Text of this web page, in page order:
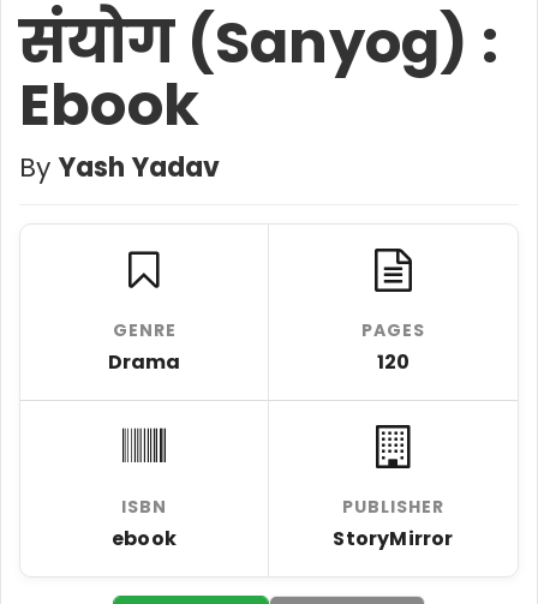
संयोग (Sanyog) :
Ebook
ByYash Yadav
GENRE
Drama
PAGES
120
ISBN
ebook
PUBLISHER
StoryMirror